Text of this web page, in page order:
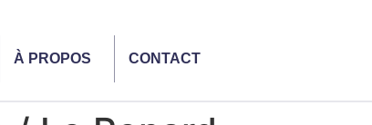
À PROPOS CONTACT